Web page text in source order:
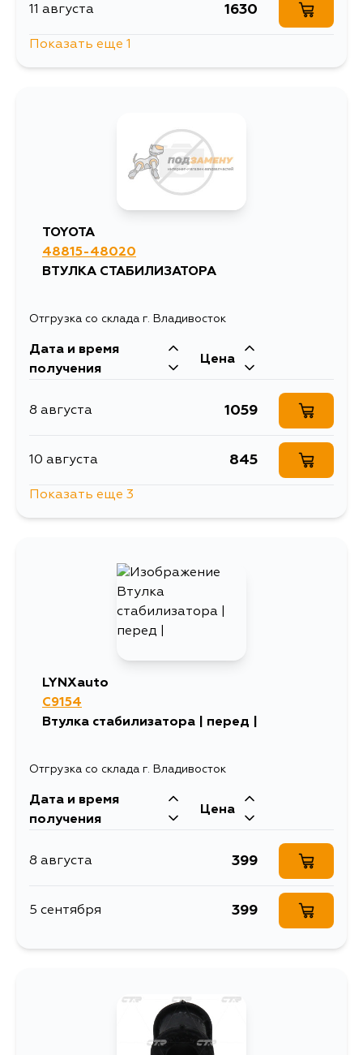
11 августа 1630
Показать еще 1
TOYOTA
48815-48020
ВТУЛКА СТАБИЛИЗАТОРА
Отгрузка со склада г. Владивосток
Дата и время
получения
Цена
8 августа 1059
10 августа 845
Показать еще 3
LYNXauto
C9154
Втулка стабилизатора | перед |
Отгрузка со склада г. Владивосток
Дата и время
получения
Цена
8 августа 399
5 сентября 399